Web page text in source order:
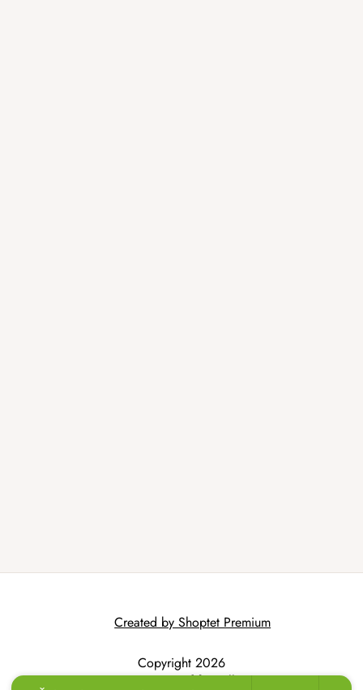
Created by Shoptet Premium
Copyright 2026
AtmoWood.hr. All